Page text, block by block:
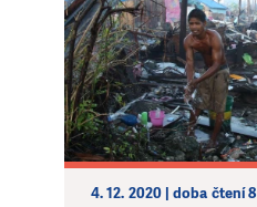
4. 12. 2020 | doba čtení